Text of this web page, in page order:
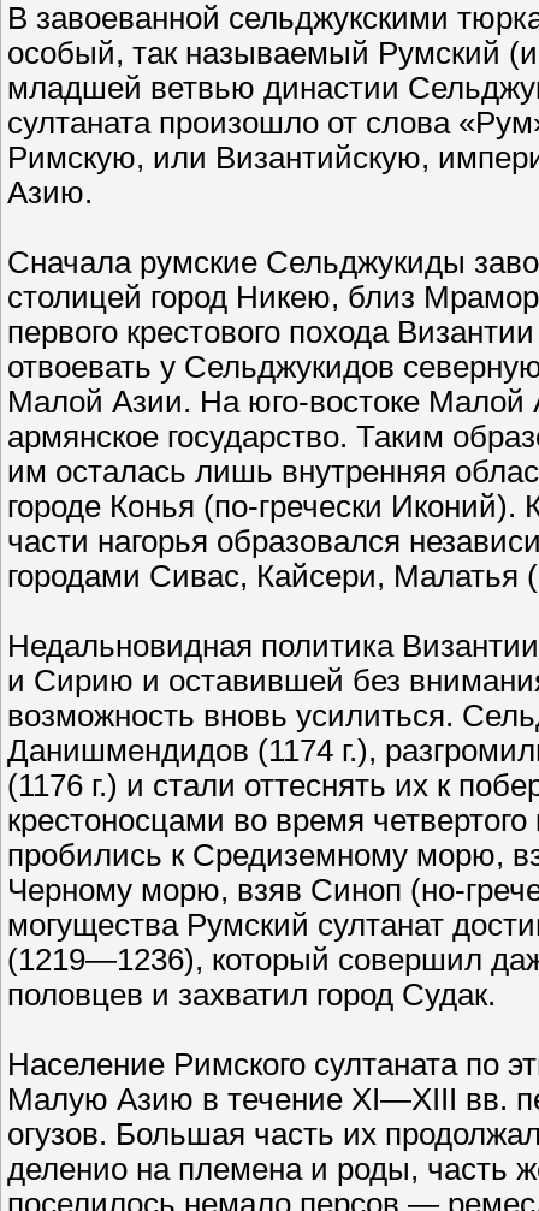
В завоеванной сельджукскими
особый, так называемый Румский
младшей ветвью династии
султаната произошло от слова
Римскую, или Византийскую,
Азию.
Сначала румские Сельджукиды
столицей город Никею, близ
первого крестового похода
отвоевать у Сельджукидов
Малой Азии. На юго-востоке Малой
армянское государство. Таким
им осталась лишь внутренняя
городе Конья (по-гречески Иконий).
части нагорья образовался
городами Сивас, Кайсери, Малатья
Недальновидная политика
и Сирию и оставившей без
возможность вновь усилиться.
Данишмендидов (1174 г.),
(1176 г.) и стали оттеснять их к
крестоносцами во время
пробились к Средиземному морю,
Черному морю, взяв Синоп (но-
могущества Румский султанат
(1219—1236), который совершил
половцев и захватил город Судак.
Население Римского султаната по
Малую Азию в течение XI—XIII вв.
огузов. Большая часть их
деленио на племена и роды, часть
поселилось немало персов —